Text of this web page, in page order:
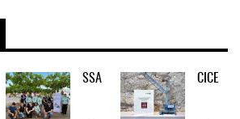
SSA CICE